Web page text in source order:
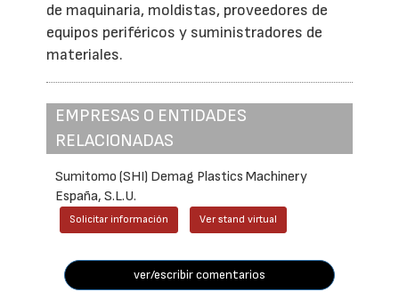
de maquinaria, moldistas, proveedores de
equipos periféricos y suministradores de
materiales.
EMPRESAS O ENTIDADES
RELACIONADAS
Sumitomo (SHI) Demag Plastics Machinery
España, S.L.U.
Solicitar información Ver stand virtual
ver/escribir comentarios